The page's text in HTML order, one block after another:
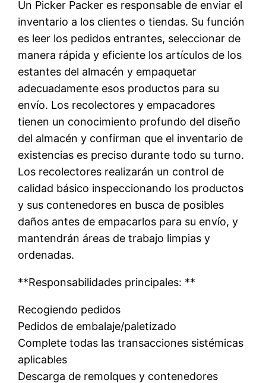
Un Picker Packer es responsable de enviar el
inventario a los clientes o tiendas. Su función
es leer los pedidos entrantes, seleccionar de
manera rápida y eficiente los artículos de los
estantes del almacén y empaquetar
adecuadamente esos productos para su
envío. Los recolectores y empacadores
tienen un conocimiento profundo del diseño
del almacén y confirman que el inventario de
existencias es preciso durante todo su turno.
Los recolectores realizarán un control de
calidad básico inspeccionando los productos
y sus contenedores en busca de posibles
daños antes de empacarlos para su envío, y
mantendrán áreas de trabajo limpias y
ordenadas.
**Responsabilidades principales: **
Recogiendo pedidos
Pedidos de embalaje/paletizado
Complete todas las transacciones sistémicas
aplicables
Descarga de remolques y contenedores